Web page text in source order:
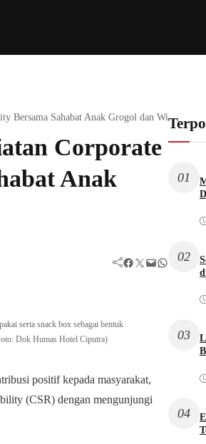
Sahabat Anak Grogol dan Wisma
Corporate
Anak
Facebook Twitter Mail WhatsApp
serta snack box sebagai bentuk
Dok Humas Hotel Ciputra)
positif kepada masyarakat,
(CSR) dengan mengunjungi
01
02
03
04